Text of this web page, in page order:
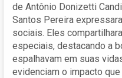
de Antônio Donizetti
Santos Pereira
sociais. Eles
especiais, destacando a
espalhavam em suas
evidenciam o impacto